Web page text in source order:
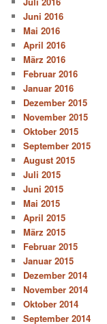
Juni 2016
Mai 2016
April 2016
März 2016
Februar 2016
Januar 2016
Dezember 2015
November 2015
Oktober 2015
September 2015
August 2015
Juli 2015
Juni 2015
Mai 2015
April 2015
März 2015
Februar 2015
Januar 2015
Dezember 2014
November 2014
Oktober 2014
September 2014